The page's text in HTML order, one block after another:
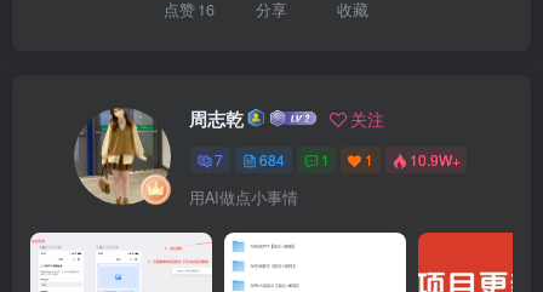
点赞16 分享 收藏
周志乾 关注
7 684 1 1 10.9W+
用AI做点小事情